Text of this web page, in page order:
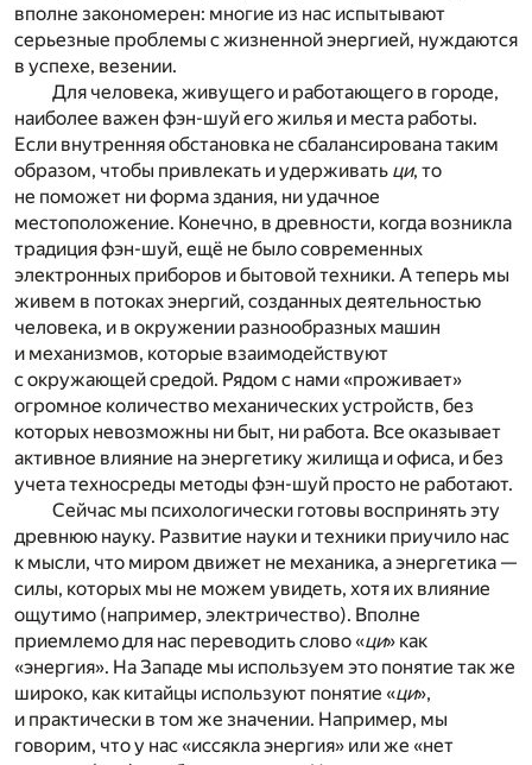
вполне закономерен: многие из нас испытывают
серьезные проблемы с жизненной энергией, нуждаются
в успехе, везении.
Для человека, живущего и работающего в городе,
наиболее важен фэн-шуй его жилья и места работы.
Если внутренняя обстановка не сбалансирована таким
образом, чтобы привлекать и удерживать ци, то
не поможет ни форма здания, ни удачное
местоположение. Конечно, в древности, когда возникла
традиция фэн-шуй, ещё не было современных
электронных приборов и бытовой техники. А теперь мы
живем в потоках энергий, созданных деятельностью
человека, и в окружении разнообразных машин
и механизмов, которые взаимодействуют
с окружающей средой. Рядом с нами «проживает»
огромное количество механических устройств, без
которых невозможны ни быт, ни работа. Все оказывает
активное влияние на энергетику жилища и офиса, и без
учета техносреды методы фэн-шуй просто не работают.
Сейчас мы психологически готовы воспринять эту
древнюю науку. Развитие науки и техники приучило нас
к мысли, что миром движет не механика, а энергетика —
силы, которых мы не можем увидеть, хотя их влияние
ощутимо (например, электричество). Вполне
приемлемо для нас переводить слово «ци» как
«энергия». На Западе мы используем это понятие так же
широко, как китайцы используют понятие «ци»,
и практически в том же значении. Например, мы
говорим, что у нас «иссякла энергия» или же «нет